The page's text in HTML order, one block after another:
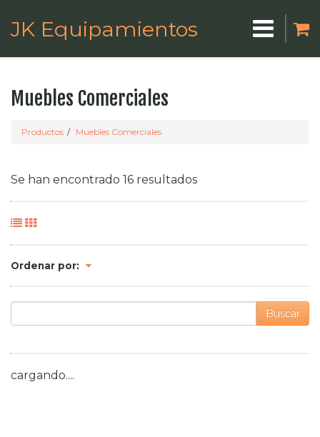
JK Equipamientos
Muebles Comerciales
Productos Muebles Comerciales
Se han encontrado 16 resultados
Ordenar por:
Buscar
cargando....